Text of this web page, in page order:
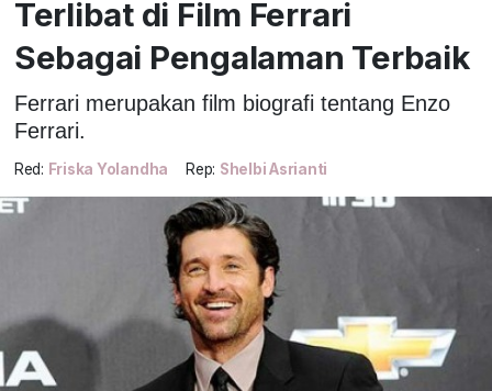
Terlibat di Film Ferrari
Sebagai Pengalaman Terbaik
Ferrari merupakan film biografi tentang Enzo
Ferrari.
Red: Friska Yolandha Rep: Shelbi Asrianti